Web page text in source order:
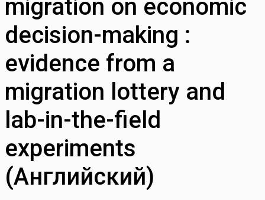
migration on economic
decision-making :
evidence from a
migration lottery and
lab-in-the-field
experiments
(Английский)